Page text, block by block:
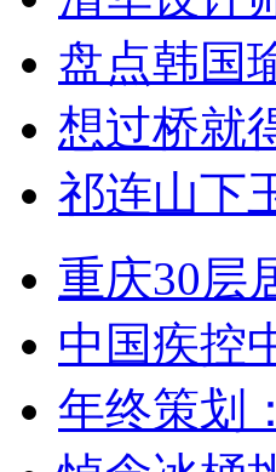
盘点韩国
想过桥就
祁连山下
重庆30
中国疾控
年终策划